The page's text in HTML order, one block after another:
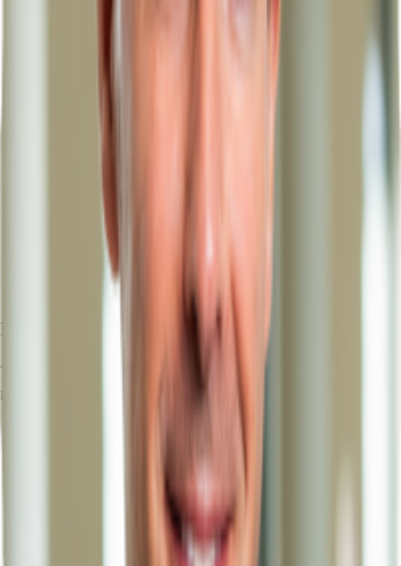
Ihr Kontakt
Andre Hoffmann
Ihr Kontakt